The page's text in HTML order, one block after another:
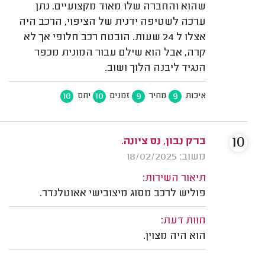
שהוא והחברה שלו מאוד מקצועיים. נתן
ערכה לשטיפה ידנית של הציפוי, הרכב היה
אצלו ל 24 שעות. הובטח רכב חלופי אך לא
קרה, אבל הוא שילם עבור המונית מכפר
הנגיד ליבנה הלוך ושוב.
איכות 9 מחיר 9 זמנים 10 יחס 10
ברק נבון, נס ציונה.
משוב: 18/02/2025
תיאור השירות:
פוליש לרכב מסוג מיצובישי אאוטלנדר.
חוות דעת:
הוא היה מצוין.
10